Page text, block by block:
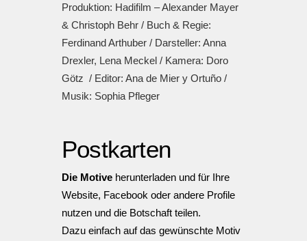
Produktion: Hadifilm – Alexander Mayer
& Christoph Behr / Buch & Regie:
Ferdinand Arthuber / Darsteller: Anna
Drexler, Lena Meckel / Kamera: Doro
Götz / Editor: Ana de Mier y Ortuño /
Musik: Sophia Pfleger
Postkarten
Die Motive herunterladen und für Ihre
Website, Facebook oder andere Profile
nutzen und die Botschaft teilen.
Dazu einfach auf das gewünschte Motiv